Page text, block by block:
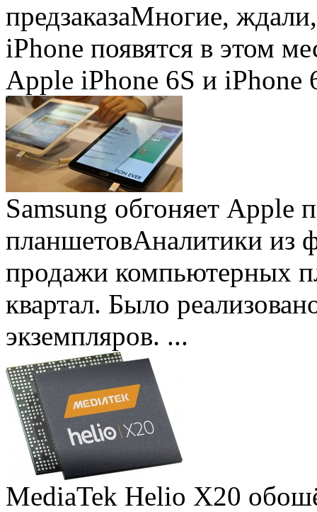
предзаказаМногие, ждали,
iPhone появятся в этом
Apple iPhone 6S и iPhone
Samsung обгоняет Apple
планшетовАналитики из
продажи компьютерных
квартал. Было
экземпляров. ...
MediaTek Helio X20